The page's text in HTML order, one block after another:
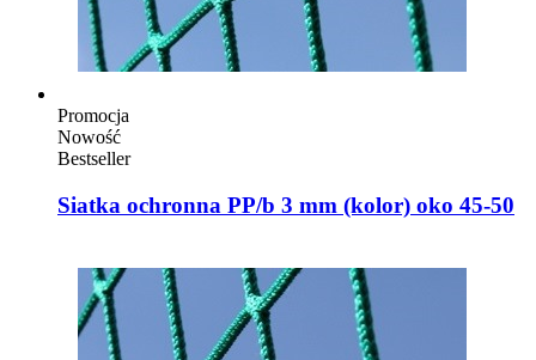
Promocja
Nowość
Bestseller
Siatka ochronna PP/b 3 mm (kolor) oko 45-50